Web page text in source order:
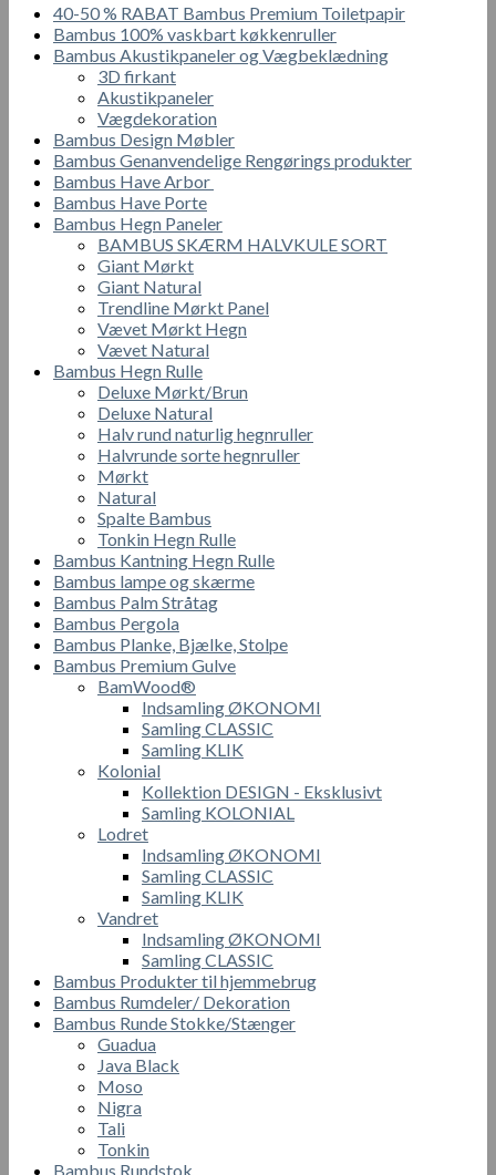
40-50 % RABAT Bambus Premium Toiletpapir
Bambus 100% vaskbart køkkenruller
Bambus Akustikpaneler og Vægbeklædning
3D firkant
Akustikpaneler
Vægdekoration
Bambus Design Møbler
Bambus Genanvendelige Rengørings produkter
Bambus Have Arbor
Bambus Have Porte
Bambus Hegn Paneler
BAMBUS SKÆRM HALVKULE SORT
Giant Mørkt
Giant Natural
Trendline Mørkt Panel
Vævet Mørkt Hegn
Vævet Natural
Bambus Hegn Rulle
Deluxe Mørkt/Brun
Deluxe Natural
Halv rund naturlig hegnruller
Halvrunde sorte hegnruller
Mørkt
Natural
Spalte Bambus
Tonkin Hegn Rulle
Bambus Kantning Hegn Rulle
Bambus lampe og skærme
Bambus Palm Stråtag
Bambus Pergola
Bambus Planke, Bjælke, Stolpe
Bambus Premium Gulve
BamWood®
Indsamling ØKONOMI
Samling CLASSIC
Samling KLIK
Kolonial
Kollektion DESIGN - Eksklusivt
Samling KOLONIAL
Lodret
Indsamling ØKONOMI
Samling CLASSIC
Samling KLIK
Vandret
Indsamling ØKONOMI
Samling CLASSIC
Bambus Produkter til hjemmebrug
Bambus Rumdeler/ Dekoration
Bambus Runde Stokke/Stænger
Guadua
Java Black
Moso
Nigra
Tali
Tonkin
Bambus Rundstok